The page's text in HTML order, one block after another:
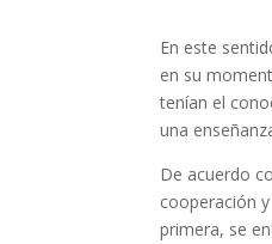
En este
en su
tenían el
una
De acuerdo
cooperación y
primera, se